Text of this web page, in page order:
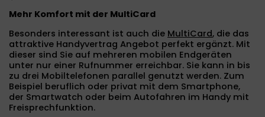
Mehr Komfort mit der MultiCard
Besonders interessant ist auch die MultiCard, die das
attraktive Handyvertrag Angebot perfekt ergänzt. Mit
dieser sind Sie auf mehreren mobilen Endgeräten
unter nur einer Rufnummer erreichbar. Sie kann in bis
zu drei Mobiltelefonen parallel genutzt werden. Zum
Beispiel beruflich oder privat mit dem Smartphone,
der Smartwatch oder beim Autofahren im Handy mit
Freisprechfunktion.